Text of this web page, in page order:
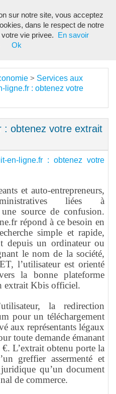
> Services aux
ligne.fr : obtenez votre
: obtenez votre extrait
en-ligne.fr : obtenez votre
et auto-entrepreneurs,
liées à
source de confusion.
répond à ce besoin en
simple et rapide,
depuis un ordinateur ou
le nom de la société,
l’utilisateur est orienté
la bonne plateforme
extrait Kbis officiel.
la redirection
pour un téléchargement
aux représentants légaux
toute demande émanant
L’extrait obtenu porte la
greffier assermenté et
qu’un document
de commerce.
sur notre site, vous acceptez
dans le respect de notre
vie privee.
En savoir
Ok